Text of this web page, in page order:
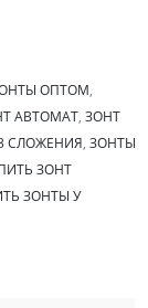
ОПТОМ,
АВТОМАТ, ЗОНТ
СЛОЖЕНИЯ, ЗОНТЫ
ЗОНТ
ЗОНТЫ У